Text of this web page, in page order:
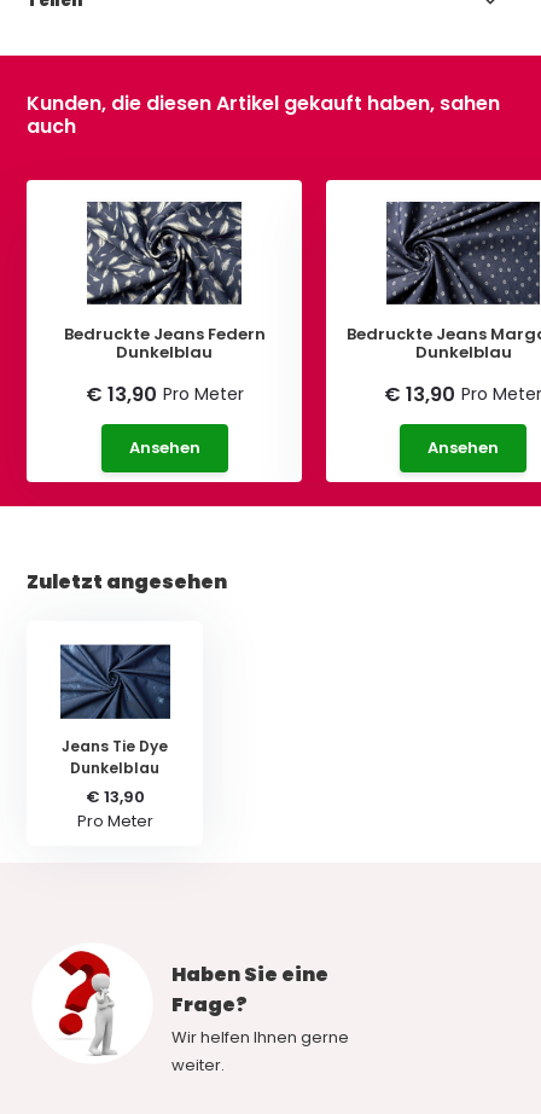
Kunden, die diesen Artikel gekauft haben, sahen
auch
Bedruckte Jeans Federn
Dunkelblau
€ 13,90 Pro Meter
Ansehen
Bedruckte Jeans
Dunkelblau
€ 13,90 Pro
Ansehen
Zuletzt angesehen
Jeans Tie Dye
Dunkelblau
€ 13,90
Pro Meter
Haben Sie eine
Frage?
Wir helfen Ihnen gerne
weiter.